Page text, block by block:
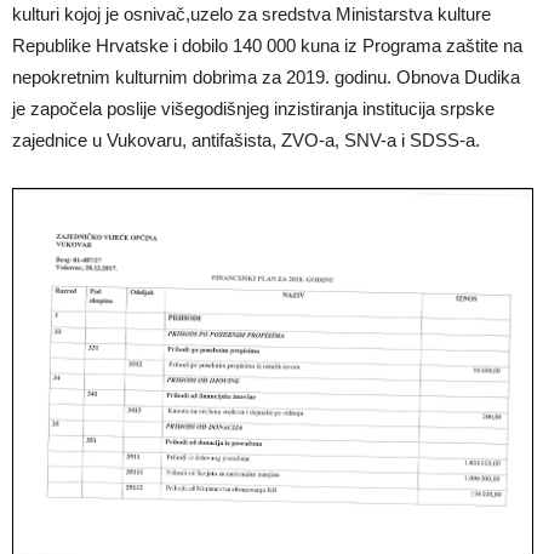
kulturi kojoj je osnivač,uzelo za sredstva Ministarstva kulture
Republike Hrvatske i dobilo 140 000 kuna iz Programa zaštite na
nepokretnim kulturnim dobrima za 2019. godinu. Obnova Dudika
je započela poslije višegodišnjeg inzistiranja institucija srpske
zajednice u Vukovaru, antifašista, ZVO-a, SNV-a i SDSS-a.